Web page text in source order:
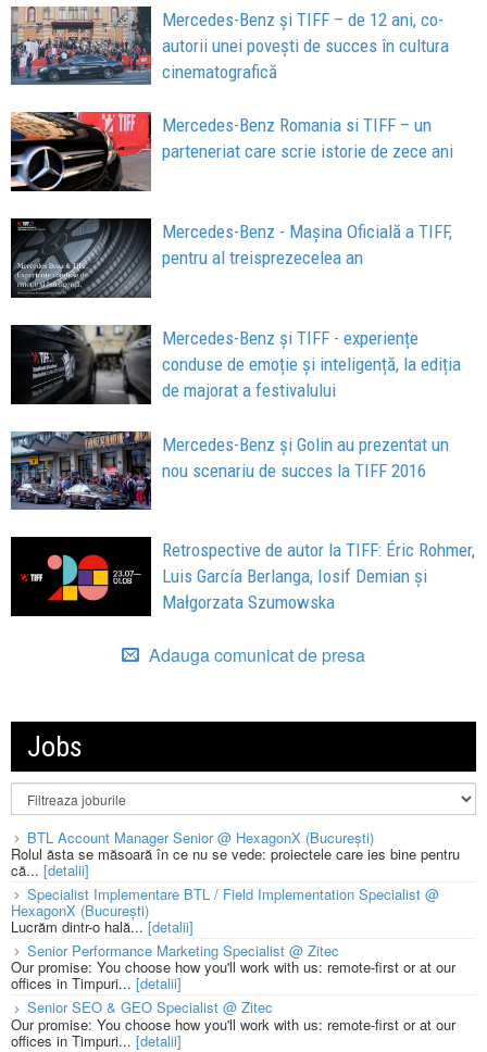
Mercedes-Benz și TIFF – de 12 ani, co-
autorii unei povești de succes în cultura
cinematografică
Mercedes-Benz Romania si TIFF – un
parteneriat care scrie istorie de zece ani
Mercedes-Benz - Mașina Oficială a TIFF,
pentru al treisprezecelea an
Mercedes-Benz și TIFF - experiențe
conduse de emoție și inteligență, la ediția
de majorat a festivalului
Mercedes-Benz şi Golin au prezentat un
nou scenariu de succes la TIFF 2016
Retrospective de autor la TIFF: Éric Rohmer,
Luis García Berlanga, Iosif Demian și
Małgorzata Szumowska
Adauga comunicat de presa
Jobs
BTL Account Manager Senior @ HexagonX (București)
Rolul ăsta se măsoară în ce nu se vede: proiectele care ies bine pentru
că... [detalii]
Specialist Implementare BTL / Field Implementation Specialist @
HexagonX (București)
Lucrăm dintr-o hală... [detalii]
Senior Performance Marketing Specialist @ Zitec
Our promise: You choose how you'll work with us: remote-first or at our
offices in Timpuri... [detalii]
Senior SEO & GEO Specialist @ Zitec
Our promise: You choose how you'll work with us: remote-first or at our
offices in Timpuri... [detalii]